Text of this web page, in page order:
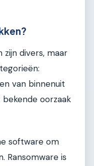
zijn divers, maar
van binnenuit
oorzaak
software om
Ransomware is